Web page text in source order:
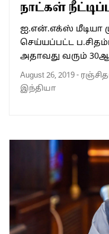
நாட்கள்
ஐ.என்.எக்ஸ் மீடியா
செய்யப்பட்ட
அதாவது வரும்
August 26, 2019-
இந்தியா